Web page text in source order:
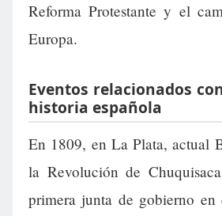
Reforma Protestante y el
Europa.
Eventos relacionados
historia española
En 1809, en La Plata, actual
la Revolución de
primera junta de gobierno